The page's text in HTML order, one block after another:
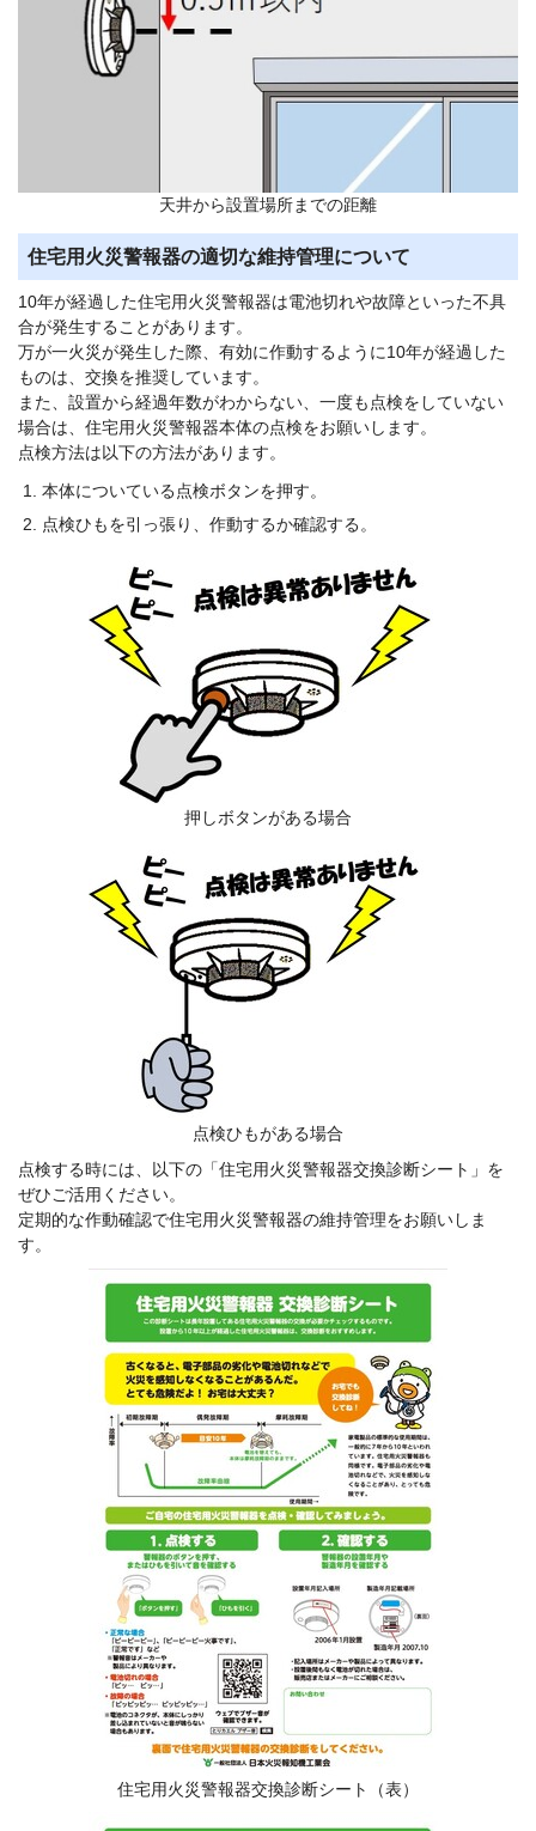
天井から設置場所までの距離
住宅用火災警報器の適切な維持管理について
10年が経過した住宅用火災警報器は電池切れや故障といった不具
合が発生することがあります。
万が一火災が発生した際、有効に作動するように10年が経過した
ものは、交換を推奨しています。
また、設置から経過年数がわからない、一度も点検をしていない
場合は、住宅用火災警報器本体の点検をお願いします。
点検方法は以下の方法があります。
本体についている点検ボタンを押す。
点検ひもを引っ張り、作動するか確認する。
押しボタンがある場合
点検ひもがある場合
点検する時には、以下の「住宅用火災警報器交換診断シート」を
ぜひご活用ください。
定期的な作動確認で住宅用火災警報器の維持管理をお願いしま
す。
住宅用火災警報器交換診断シート（表）